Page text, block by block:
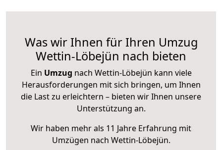
Was wir Ihnen für Ihren Umzug
Wettin-Löbejün nach bieten
Ein Umzug nach Wettin-Löbejün kann viele
Herausforderungen mit sich bringen, um Ihnen
die Last zu erleichtern – bieten wir Ihnen unsere
Unterstützung an.
Wir haben mehr als 11 Jahre Erfahrung mit
Umzügen nach Wettin-Löbejün.